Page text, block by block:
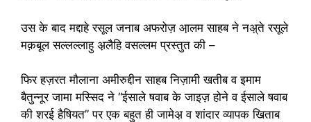
उस के बाद मद्दाहे रसूल जनाब अफरोज़ आ़लम साहब ने नअ़्ते रसूले
मक़बूल सल्लल्लाहु अ़लैहि वसल्लम प्रस्तुत की –
फिर हज़रत मौलाना अमीरुद्दीन साहब निज़ामी खतीब व इमाम
बैतुन्नूर जामा मस्सिद ने “ईसाले षवाब के जाइज़ होने व ईसाले षवाब
की शरई हैषियत” पर एक बहुत ही जामेअ़ व शांदार व्यापक खिताब